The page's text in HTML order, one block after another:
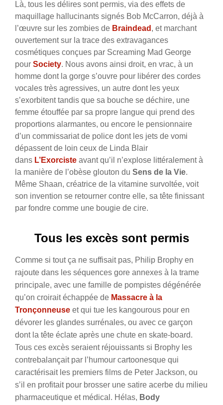
Là, tous les délires sont permis, via des effets de
maquillage hallucinants signés Bob McCarron, déjà à
l’œuvre sur les zombies de Braindead , et marchant
ouvertement sur la trace des extravagances
cosmétiques conçues par Screaming Mad George
pour Society. Nous avons ainsi droit, en vrac, à un
homme dont la gorge s’ouvre pour libérer des cordes
vocales très agressives, un autre dont les yeux
s’exorbitent tandis que sa bouche se déchire, une
femme étouffée par sa propre langue qui prend des
proportions alarmantes, ou encore le pensionnaire
d’un commissariat de police dont les jets de vomi
dépassent de loin ceux de Linda Blair
dans L’Exorciste avant qu’il n’explose littéralement à
la manière de l’obèse glouton du Sens de la Vie.
Même Shaan, créatrice de la vitamine survoltée, voit
son invention se retourner contre elle, sa tête finissant
par fondre comme une bougie de cire.
Tous les excès sont permis
Comme si tout ça ne suffisait pas, Philip Brophy en
rajoute dans les séquences gore annexes à la trame
principale, avec une famille de pompistes dégénérée
qu’on croirait échappée de Massacre à la
Tronçonneuse et qui tue les kangourous pour en
dévorer les glandes surrénales, ou avec ce garçon
dont la tête éclate après une chute en skate-board.
Tous ces excès seraient réjouissants si Brophy les
contrebalançait par l’humour cartoonesque qui
caractérisait les premiers films de Peter Jackson, ou
s’il en profitait pour brosser une satire acerbe du milieu
pharmaceutique et médical. Hélas, Body